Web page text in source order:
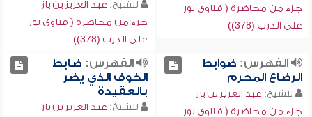
جزء من محاضرة ( فتاوى نور
على الدرب (378))
للشيخ: عبد العزيز بن باز
جزء من محاضرة ( فتاوى نور
على الدرب (378))
الفهرس: ضوابط
الرضاع المحرم
للشيخ: عبد العزيز بن باز
جزء من محاضرة ( فتاوى نور
الفهرس: ضابط
الخوف الذي يضر
بالعقيدة
للشيخ: عبد العزيز بن باز